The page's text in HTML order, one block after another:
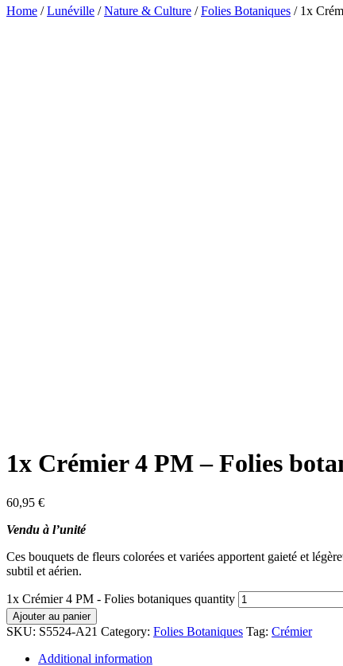
Home /Lunéville /Nature & Culture /Folies Botaniques / 1x
1x Crémier 4 PM – Folies
60,95 €
Vendu à l’unité
Ces bouquets de fleurs colorées et variées apportent gaieté et
subtil et aérien.
1x Crémier 4 PM - Folies botaniques quantity
Ajouter au panier
SKU: S5524-A21 Category: Folies Botaniques Tag: Crémier
Additional information